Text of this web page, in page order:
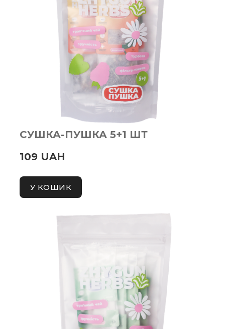
СУШКА-ПУШКА 5+1 ШТ
109 UAH
У КОШИК